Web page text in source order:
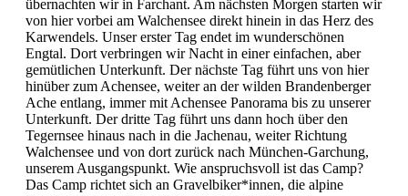
übernachten wir in Farchant. Am nächsten Morgen starten wir
von hier vorbei am Walchensee direkt hinein in das Herz des
Karwendels. Unser erster Tag endet im wunderschönen
Engtal. Dort verbringen wir Nacht in einer einfachen, aber
gemütlichen Unterkunft. Der nächste Tag führt uns von hier
hinüber zum Achensee, weiter an der wilden Brandenberger
Ache entlang, immer mit Achensee Panorama bis zu unserer
Unterkunft. Der dritte Tag führt uns dann hoch über den
Tegernsee hinaus nach in die Jachenau, weiter Richtung
Walchensee und von dort zurück nach München-Garchung,
unserem Ausgangspunkt. Wie anspruchsvoll ist das Camp?
Das Camp richtet sich an Gravelbiker*innen, die alpine